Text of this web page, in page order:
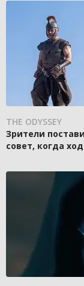
THE ODYSSEY
Зрители
совет, когда